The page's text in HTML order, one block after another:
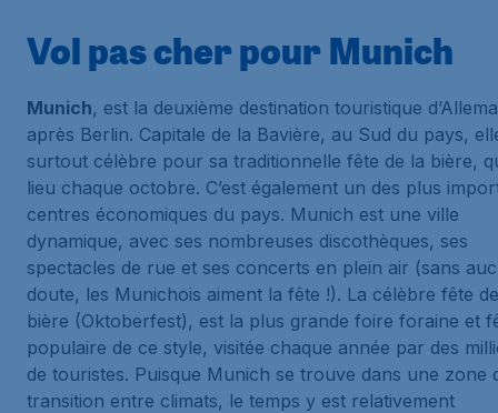
Vol pas cher pour Munich
Munich, est la deuxième destination touristique
après Berlin. Capitale de la Bavière, au Sud du pays,
surtout célèbre pour sa traditionnelle fête de la bière,
lieu chaque octobre. C’est également un des plus
centres économiques du pays. Munich est une ville
dynamique, avec ses nombreuses discothèques, ses
spectacles de rue et ses concerts en plein air (sans
doute, les Munichois aiment la fête !). La célèbre fête
bière (Oktoberfest), est la plus grande foire foraine et
populaire de ce style, visitée chaque année par des
de touristes. Puisque Munich se trouve dans une zone
transition entre climats, le temps y est relativement